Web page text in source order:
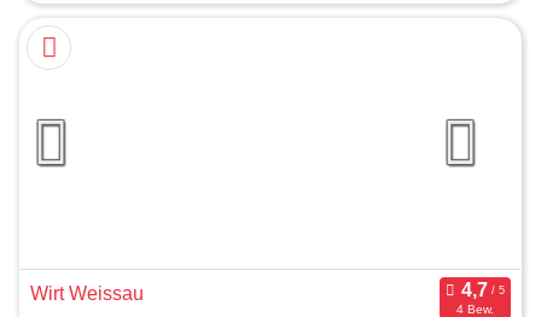
Wirt Weissau
4 Bew.